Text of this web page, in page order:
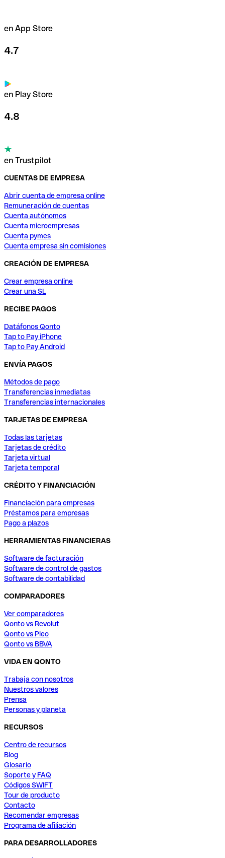
en App Store
4.7
en Play Store
4.8
en Trustpilot
CUENTAS DE EMPRESA
Abrir cuenta de empresa online
Remuneración de cuentas
Cuenta autónomos
Cuenta microempresas
Cuenta pymes
Cuenta empresa sin comisiones
CREACIÓN DE EMPRESA
Crear empresa online
Crear una SL
RECIBE PAGOS
Datáfonos Qonto
Tap to Pay iPhone
Tap to Pay Android
ENVÍA PAGOS
Métodos de pago
Transferencias inmediatas
Transferencias internacionales
TARJETAS DE EMPRESA
Todas las tarjetas
Tarjetas de crédito
Tarjeta virtual
Tarjeta temporal
CRÉDITO Y FINANCIACIÓN
Financiación para empresas
Préstamos para empresas
Pago a plazos
HERRAMIENTAS FINANCIERAS
Software de facturación
Software de control de gastos
Software de contabilidad
COMPARADORES
Ver comparadores
Qonto vs Revolut
Qonto vs Pleo
Qonto vs BBVA
VIDA EN QONTO
Trabaja con nosotros
Nuestros valores
Prensa
Personas y planeta
RECURSOS
Centro de recursos
Blog
Glosario
Soporte y FAQ
Códigos SWIFT
Tour de producto
Contacto
Recomendar empresas
Programa de afiliación
PARA DESARROLLADORES